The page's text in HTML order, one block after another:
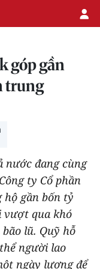
góp gần
trung
nước đang cùng
ty Cổ phần
hộ gần bốn tỷ
vượt qua khó
lũ. Quỹ hỗ
người lao
ngày lương để